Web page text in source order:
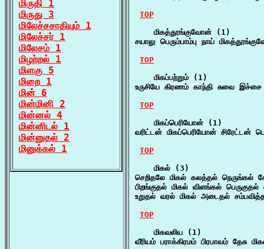
மிருதி 1
மிருது 3
மிலேச்சசாதியும் 1
மிலேச்சர் 1
மிலேசம் 1
மிழற்றல் 1
மிளகு 5
மிறை 1
மின் 6
மின்மினி 2
மின்னல் 4
மின்னிடல் 1
மின்னுதல் 2
மினுக்கல் 1
TOP
    மிகத்தூங்குவோன் (1)
சயாலு பெரும்பாம்பு நாய்
TOP
    மிகப்பற்றும் (1)
உருசியே கிரணம் காந்தி சுவை
TOP
    மிகப்பெரியோன் (1)
வரிட்டன் மிகப்பெரியோன் சிரேட்டன்
TOP
    மிகல் (3)
செறிதலே மிகல் கலத்தல் நெருங்கல்
பிறங்குதல் மிகல் விளங்கல்
உறுதல் வரல் மிகல் அடைதல்
TOP
    மிகவலிய (1)
வீரியம் பராக்கிரமம் பிரபாவம் தேசு